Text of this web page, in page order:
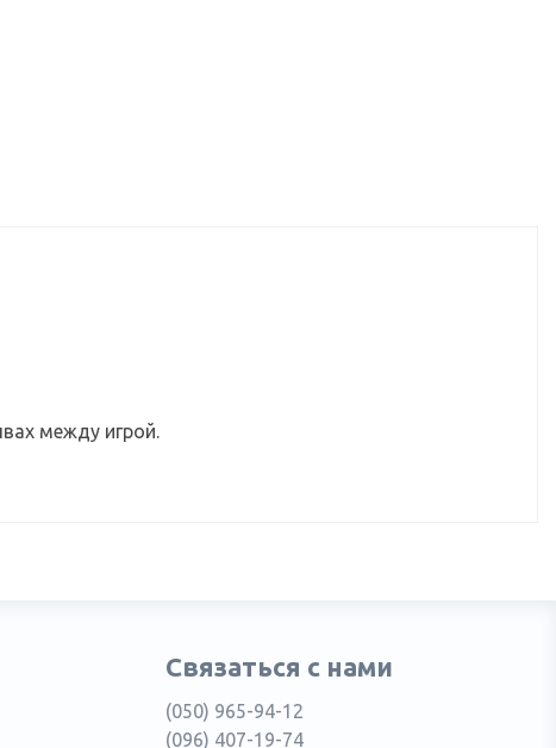
между игрой.
Связаться с нами
(050) 965-94-12
(096) 407-19-74